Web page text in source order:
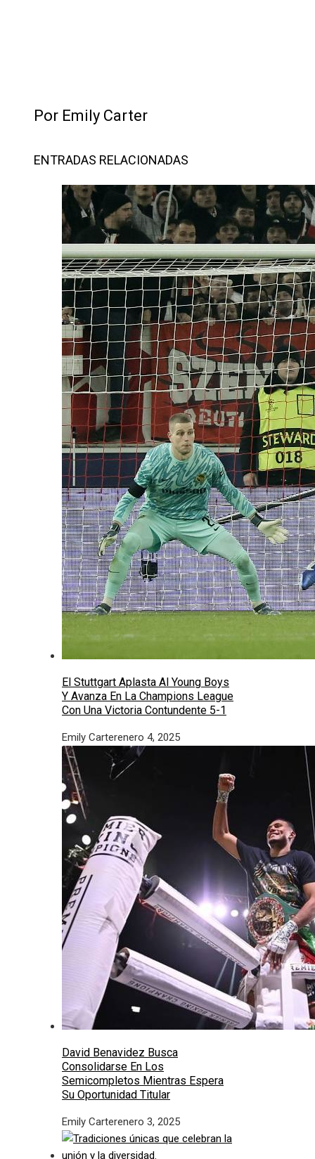
Por Emily Carter
ENTRADAS RELACIONADAS
El Stuttgart Aplasta Al Young Boys
Y Avanza En La Champions League
Con Una Victoria Contundente 5-1
Emily Carterenero 4, 2025
David Benavidez Busca
Consolidarse En Los
Semicompletos Mientras Espera
Su Oportunidad Titular
Emily Carterenero 3, 2025